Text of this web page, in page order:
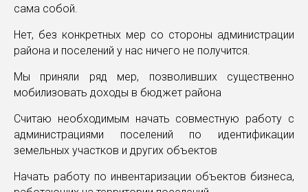
сама собой.
Нет, без конкретных мер со стороны администрации
района и поселений у нас ничего не получится.
Мы приняли ряд мер, позволивших существенно
мобилизовать доходы в бюджет района
Считаю необходимым начать совместную работу с
администрациями поселений по идентификации
земельных участков и других объектов
Начать работу по инвентаризации объектов бизнеса,